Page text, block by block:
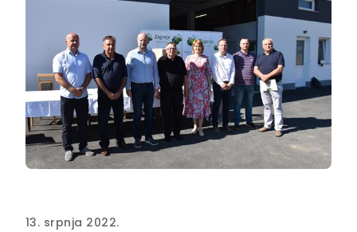
13. srpnja 2022.